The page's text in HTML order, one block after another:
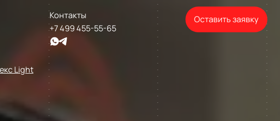
Контакты
+7 499 455-55-65
Оставить заявку
Light